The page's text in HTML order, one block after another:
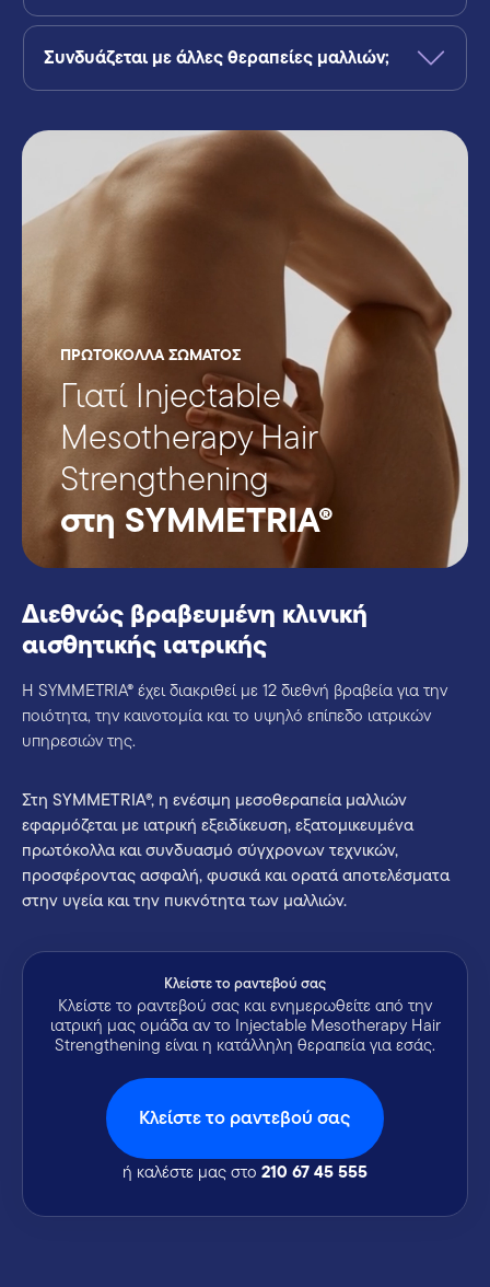
Συνδυάζεται με άλλες θεραπείες μαλλιών;
ΠΡΩΤΟΚΟΛΛΑ ΣΩΜΑΤΟΣ
Γιατί Injectable
Mesotherapy Hair
Strengthening
στη SYMMETRIA®
Διεθνώς βραβευμένη κλινική
αισθητικής ιατρικής
Η SYMMETRIA® έχει διακριθεί με 12 διεθνή βραβεία για την
ποιότητα, την καινοτομία και το υψηλό επίπεδο ιατρικών
υπηρεσιών της.
Στη SYMMETRIA®, η ενέσιμη μεσοθεραπεία μαλλιών
εφαρμόζεται με ιατρική εξειδίκευση, εξατομικευμένα
πρωτόκολλα και συνδυασμό σύγχρονων τεχνικών,
προσφέροντας ασφαλή, φυσικά και ορατά αποτελέσματα
στην υγεία και την πυκνότητα των μαλλιών.
Kλείστε το ραντεβού σας
Κλείστε το ραντεβού σας και ενημερωθείτε από την
ιατρική μας ομάδα αν το Injectable Mesotherapy Hair
Strengthening είναι η κατάλληλη θεραπεία για εσάς.
Kλείστε το ραντεβού σας
ή καλέστε μας στο 210 67 45 555